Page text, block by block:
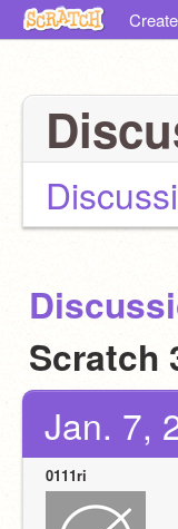
Create
Scratch
Jan. 7,
0111ri